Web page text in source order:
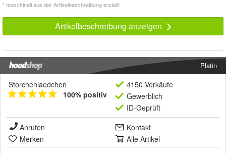
* maschinell aus der Artikelbeschreibung erstellt
Artikelbeschreibung anzeigen
Platin
Storchenlaedchen
100% positiv
4150 Verkäufe
Gewerblich
ID-Geprüft
Anrufen
Kontakt
Merken
Alle Artikel